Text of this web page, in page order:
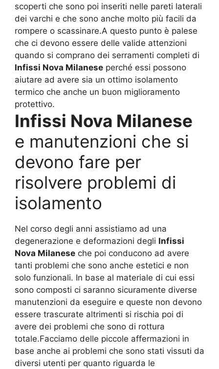
scoperti che sono poi inseriti nelle pareti laterali
dei varchi e che sono anche molto più facili da
rompere o scassinare.A questo punto è palese
che ci devono essere delle valide attenzioni
quando si comprano dei serramenti completi di
Infissi Nova Milanese perché essi possono
aiutare ad avere sia un ottimo isolamento
termico che anche un buon miglioramento
protettivo.
Infissi Nova Milanese
e manutenzioni che si
devono fare per
risolvere problemi di
isolamento
Nel corso degli anni assistiamo ad una
degenerazione e deformazioni degli Infissi
Nova Milanese che poi conducono ad avere
tanti problemi che sono anche estetici e non
solo funzionali. In base al materiale di cui essi
sono composti ci saranno sicuramente diverse
manutenzioni da eseguire e queste non devono
essere trascurate altrimenti si rischia poi di
avere dei problemi che sono di rottura
totale.Facciamo delle piccole affermazioni in
base anche ai problemi che sono stati vissuti da
diversi utenti per quanto riguarda le